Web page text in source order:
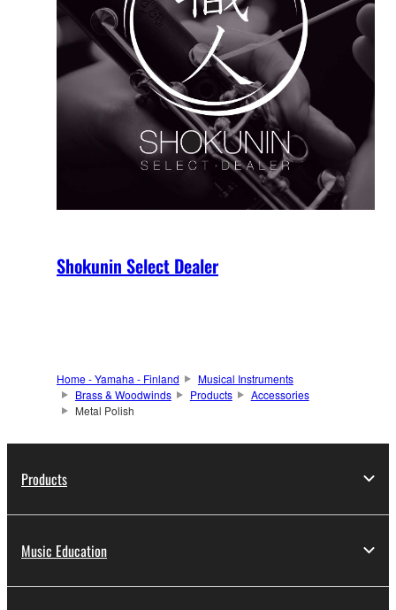
Shokunin Select Dealer
Home - Yamaha - Finland
Musical Instruments
Brass & Woodwinds
Products
Accessories
Metal Polish
Products
Music Education